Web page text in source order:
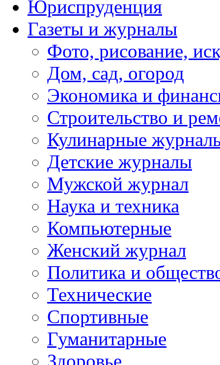
Юриспруденция
Газеты и журналы
Фото, рисование,
Дом, сад, огород
Экономика и
Строительство и
Кулинарные
Детские журналы
Мужской журнал
Наука и техника
Компьютерные
Женский журнал
Политика и
Технические
Спортивные
Гуманитарные
Здоровье